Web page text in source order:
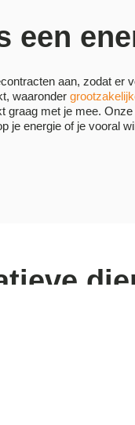
een
aan, zodat er
waaronder
graag met je mee.
je energie of je vooral